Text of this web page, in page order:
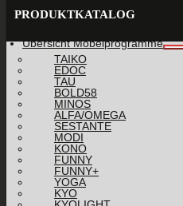
PRODUKTKATALOG
Übersicht Möbelprogramme
TAIKO
EDOC
TAU
BOLD58
MINOS
ALFA/OMEGA
SESTANTE
MODI
KONO
FUNNY
FUNNY+
YOGA
KYO